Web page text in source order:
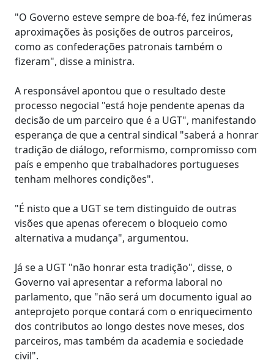
"O Governo esteve sempre de boa-fé, fez inúmeras
aproximações às posições de outros parceiros,
como as confederações patronais também o
fizeram", disse a ministra.
A responsável apontou que o resultado deste
processo negocial "está hoje pendente apenas da
decisão de um parceiro que é a UGT", manifestando
esperança de que a central sindical "saberá a honrar
tradição de diálogo, reformismo, compromisso com
país e empenho que trabalhadores portugueses
tenham melhores condições".
"É nisto que a UGT se tem distinguido de outras
visões que apenas oferecem o bloqueio como
alternativa a mudança", argumentou.
Já se a UGT "não honrar esta tradição", disse, o
Governo vai apresentar a reforma laboral no
parlamento, que "não será um documento igual ao
anteprojeto porque contará com o enriquecimento
dos contributos ao longo destes nove meses, dos
parceiros, mas também da academia e sociedade
civil".